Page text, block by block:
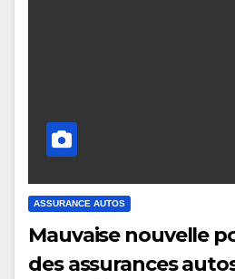
ASSURANCE AUTOS
Mauvaise nouvelle
des assurances